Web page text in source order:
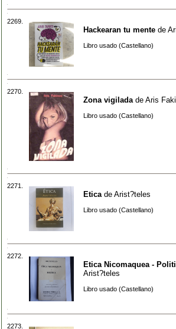
2269.
Hackearan tu mente de
Libro usado (Castellano)
2270.
Zona vigilada de Aris
Libro usado (Castellano)
2271.
Etica de Arist?teles
Libro usado (Castellano)
2272.
Etica Nicomaquea -
Arist?teles
Libro usado (Castellano)
2273.